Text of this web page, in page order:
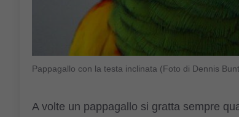
Pappagallo con la testa inclinata (Foto di Dennis
A volte un pappagallo si gratta sempre